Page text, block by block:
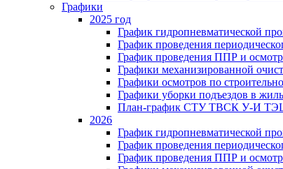
Графики
2025 год
График гидропневматической
График проведения
График проведения ППР и
Графики механизированной
Графики осмотров по
Графики уборки подъездов в
План-график СТУ ТВСК У-И
2026
График гидропневматической
График проведения
График проведения ППР и